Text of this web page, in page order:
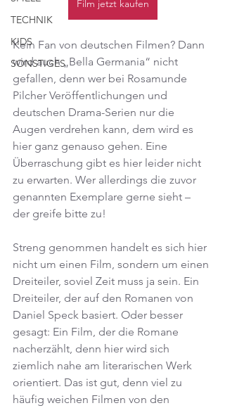
TECHNIK
KIDS
SONSTIGES
Film jetzt kaufen
Kein Fan von deutschen Filmen? Dann
wird auch „Bella Germania“ nicht
gefallen, denn wer bei Rosamunde
Pilcher Veröffentlichungen und
deutschen Drama-Serien nur die
Augen verdrehen kann, dem wird es
hier ganz genauso gehen. Eine
Überraschung gibt es hier leider nicht
zu erwarten. Wer allerdings die zuvor
genannten Exemplare gerne sieht –
der greife bitte zu!
Streng genommen handelt es sich hier
nicht um einen Film, sondern um einen
Dreiteiler, soviel Zeit muss ja sein. Ein
Dreiteiler, der auf den Romanen von
Daniel Speck basiert. Oder besser
gesagt: Ein Film, der die Romane
nacherzählt, denn hier wird sich
ziemlich nahe am literarischen Werk
orientiert. Das ist gut, denn viel zu
häufig weichen Filmen von den